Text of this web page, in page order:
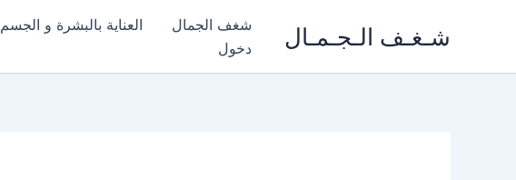
شـغـف الـجـمـال شغف الجمال العناية بالبشرة و الجسم
دخول